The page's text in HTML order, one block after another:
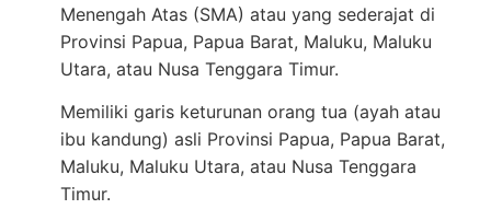
Menengah Atas (SMA) atau yang sederajat di
Provinsi Papua, Papua Barat, Maluku, Maluku
Utara, atau Nusa Tenggara Timur.
Memiliki garis keturunan orang tua (ayah atau
ibu kandung) asli Provinsi Papua, Papua Barat,
Maluku, Maluku Utara, atau Nusa Tenggara
Timur.